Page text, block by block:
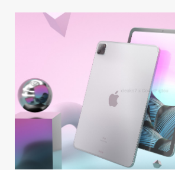
VAIHDA TEEMA
HAKU